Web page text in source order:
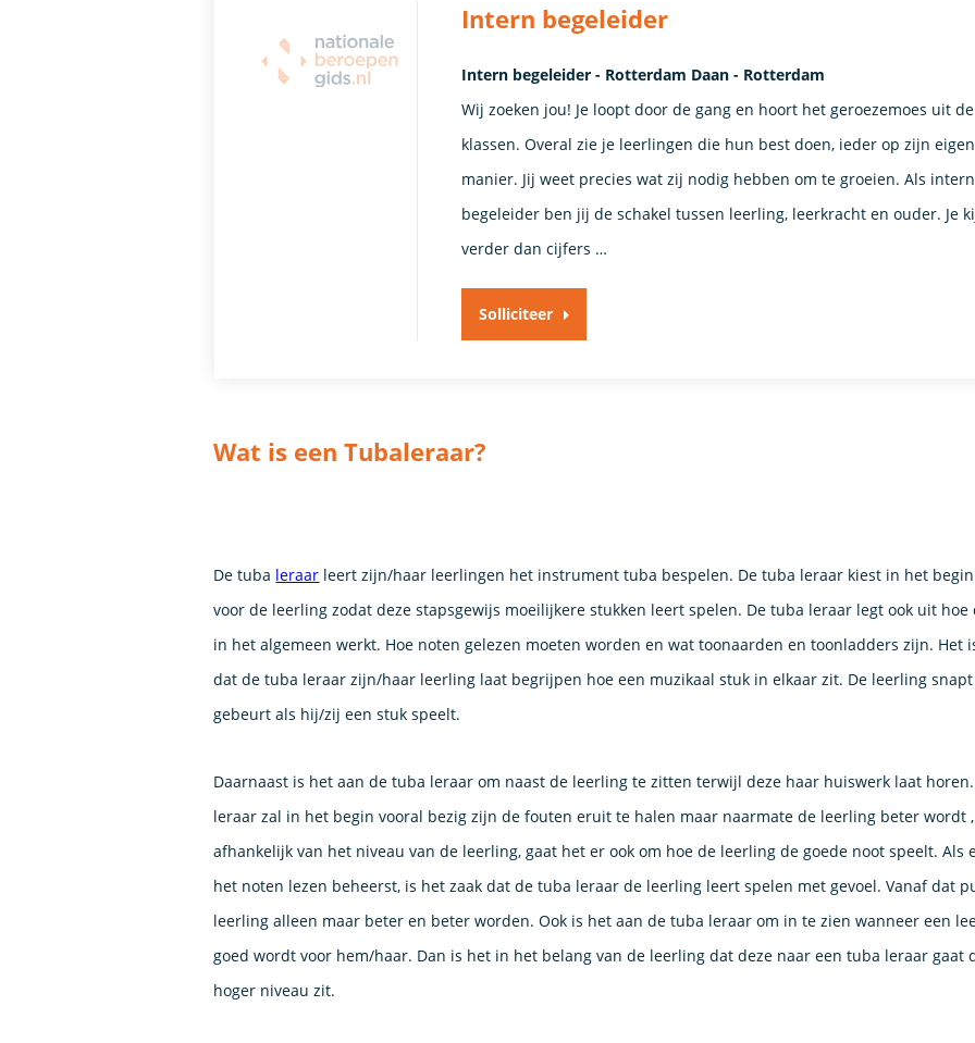
Intern begeleider
Intern begeleider - Rotterdam Daan - Rotterdam
Wij zoeken jou! Je loopt door de gang en hoort het geroezemoes uit de
klassen. Overal zie je leerlingen die hun best doen, ieder op zijn eigen
manier. Jij weet precies wat zij nodig hebben om te groeien. Als intern
begeleider ben jij de schakel tussen leerling, leerkracht en ouder. Je
verder dan cijfers …
Solliciteer
Wat is een Tubaleraar?
De tuba leraar leert zijn/haar leerlingen het instrument tuba bespelen. De tuba leraar kiest in het
voor de leerling zodat deze stapsgewijs moeilijkere stukken leert spelen. De tuba leraar legt ook uit hoe
in het algemeen werkt. Hoe noten gelezen moeten worden en wat toonaarden en toonladders zijn. Het
dat de tuba leraar zijn/haar leerling laat begrijpen hoe een muzikaal stuk in elkaar zit. De leerling
gebeurt als hij/zij een stuk speelt.
Daarnaast is het aan de tuba leraar om naast de leerling te zitten terwijl deze haar huiswerk laat
leraar zal in het begin vooral bezig zijn de fouten eruit te halen maar naarmate de leerling beter wordt
afhankelijk van het niveau van de leerling, gaat het er ook om hoe de leerling de goede noot speelt. Als
het noten lezen beheerst, is het zaak dat de tuba leraar de leerling leert spelen met gevoel. Vanaf dat
leerling alleen maar beter en beter worden. Ook is het aan de tuba leraar om in te zien wanneer een
goed wordt voor hem/haar. Dan is het in het belang van de leerling dat deze naar een tuba leraar gaat
hoger niveau zit.